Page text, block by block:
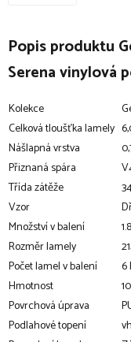
Popis produktu
Serena vinylová
Kolekce
Celková tloušťka lamely
Nášlapná vrstva
Přiznaná spára
Třída zátěže
Vzor
Množství v balení
Rozměr lamely
Počet lamel v balení
6
Hmotnost
Povrchová úprava
Podlahové topení